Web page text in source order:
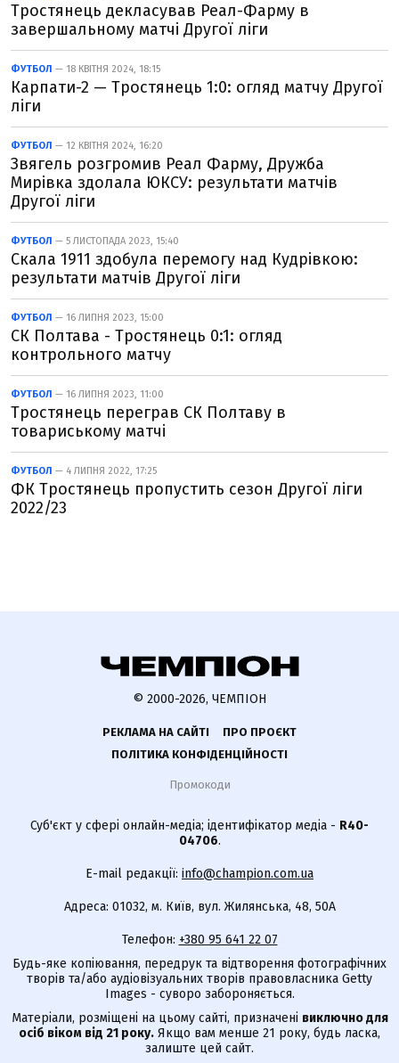
Тростянець декласував Реал-Фарму в
завершальному матчі Другої ліги
ФУТБОЛ — 18 КВІТНЯ 2024, 18:15
Карпати-2 — Тростянець 1:0: огляд матчу Другої
ліги
ФУТБОЛ — 12 КВІТНЯ 2024, 16:20
Звягель розгромив Реал Фарму, Дружба
Мирівка здолала ЮКСУ: результати матчів
Другої ліги
ФУТБОЛ — 5 ЛИСТОПАДА 2023, 15:40
Скала 1911 здобула перемогу над Кудрівкою:
результати матчів Другої ліги
ФУТБОЛ — 16 ЛИПНЯ 2023, 15:00
СК Полтава - Тростянець 0:1: огляд
контрольного матчу
ФУТБОЛ — 16 ЛИПНЯ 2023, 11:00
Тростянець переграв СК Полтаву в
товариському матчі
ФУТБОЛ — 4 ЛИПНЯ 2022, 17:25
ФК Тростянець пропустить сезон Другої ліги
2022/23
© 2000-2026, ЧЕМПІОН
РЕКЛАМА НА САЙТІ
ПРО ПРОЄКТ
ПОЛІТИКА КОНФІДЕНЦІЙНОСТІ
Промокоди
Суб'єкт у сфері онлайн-медіа; ідентифікатор медіа - R40-
04706.
E-mail редакції: info@champion.com.ua
Адреса: 01032, м. Київ, вул. Жилянська, 48, 50А
Телефон: +380 95 641 22 07
Будь-яке копіювання, передрук та відтворення фотографічних
творів та/або аудіовізуальних творів правовласника Getty
Images - суворо забороняється.
Матеріали, розміщені на цьому сайті, призначені виключно для
осіб віком від 21 року. Якщо вам менше 21 року, будь ласка,
залиште цей сайт.